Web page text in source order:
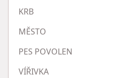
KRB
MĚSTO
PES POVOLEN
VÍŘIVKA